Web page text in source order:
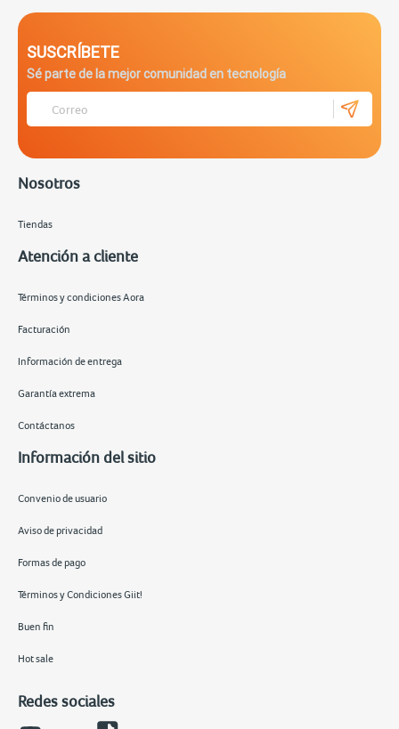
SUSCRÍBETE
Sé parte de la mejor comunidad en tecnología
Nosotros
Tiendas
Atención a cliente
Términos y condiciones Aora
Facturación
Información de entrega
Garantía extrema
Contáctanos
Información del sitio
Convenio de usuario
Aviso de privacidad
Formas de pago
Términos y Condiciones Giit!
Buen fin
Hot sale
Redes sociales